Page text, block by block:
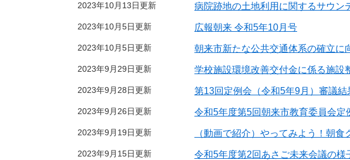
2023年10月13日更新 病院跡地の土地利用に関するサウン
2023年10月5日更新 広報朝来 令和5年10月号
2023年10月5日更新 朝来市新たな公共交通体系の確立に
2023年9月29日更新 学校施設環境改善交付金に係る施設
2023年9月28日更新 第13回定例会（令和5年9月）審議結
2023年9月26日更新 令和5年度第5回朝来市教育委員会定
2023年9月19日更新 （動画で紹介）やってみよう！朝食
2023年9月15日更新 令和5年度第2回あさご未来会議の様